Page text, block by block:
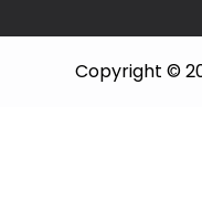
Copyright ©